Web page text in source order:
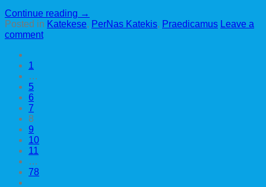
Continue reading →
Posted in Katekese, PerNas Katekis, Praedicamus Leave a
comment
1
…
5
6
7
8
9
10
11
…
78